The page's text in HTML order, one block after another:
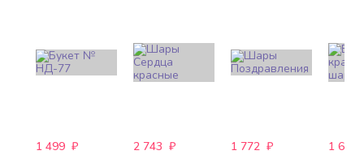
1 499 ₽
2 743 ₽
1 772 ₽
1 688